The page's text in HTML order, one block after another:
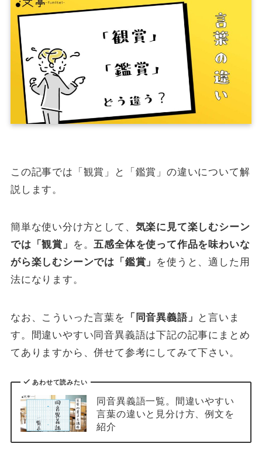
この記事では「観賞」と「鑑賞」の違いについて解
説します。
簡単な使い分け方として、 気楽に見て楽しむシーン
では「観賞」
を。五感全体を使って作品を味わいな
がら楽しむシーンでは「鑑賞」 を使うと、適した用
法になります。
なお、こういった言葉を 「同音異義語」
と言いま
す。間違いやすい同音異義語は下記の記事にまとめ
てありますから、併せて参考にしてみて下さい。
あわせて読みたい
同音異義語一覧。間違いやすい
言葉の違いと見分け方、例文を
紹介